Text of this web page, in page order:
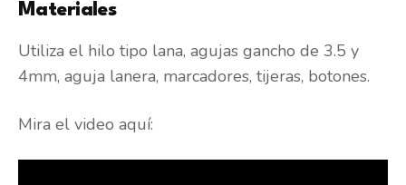
Materiales
Utiliza el hilo tipo lana, agujas gancho de 3.5 y
4mm, aguja lanera, marcadores, tijeras, botones.
Mira el video aquí: